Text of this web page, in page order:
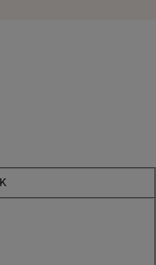
Aktuell nicht verfügbar